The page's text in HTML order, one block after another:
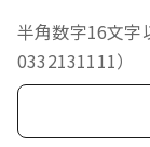
半角数字16文字
0332131111）